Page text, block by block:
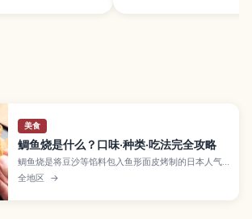
美食
鲷鱼烧是什么？口味·种类·吃法完全攻略
鲷鱼烧是将豆沙等馅料包入鱼形面皮烤制的日本人气
小吃。本文介绍鲷鱼烧的特点、常见口味与种类、地
道吃法及挑选技巧，初次品尝也能轻松享受其中乐
趣。
全地区 →